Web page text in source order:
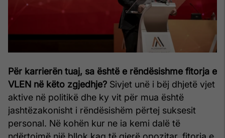
Për karrierën tuaj, sa është e rëndësishme fitorja e
VLEN në këto zgjedhje? Sivjet unë i bëj dhjetë vjet
aktive në politikë dhe ky vit për mua është
jashtëzakonisht i rëndësishëm përtej suksesit
personal. Në kohën kur ne ia kemi dalë të